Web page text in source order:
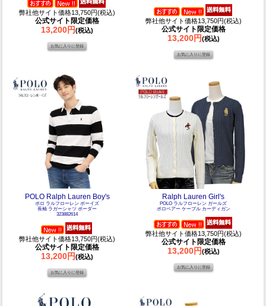
弊社他サイト価格13,750円(税込)
公式サイト限定価格
13,200円(税込)
弊社他サイト価格13,750円(税込)
公式サイト限定価格
13,200円(税込)
POLO Ralph Lauren Boy's
ポロ ラルフローレン ボーイズ
長袖 ラガーシャツ ボーダー
323882614
弊社他サイト価格13,750円(税込)
公式サイト限定価格
13,200円(税込)
Ralph Lauren Girl's
POLO ラルフローレン ガールズ
ポロベアー ケーブル カーディガン
弊社他サイト価格13,750円(税込)
公式サイト限定価格
13,200円(税込)